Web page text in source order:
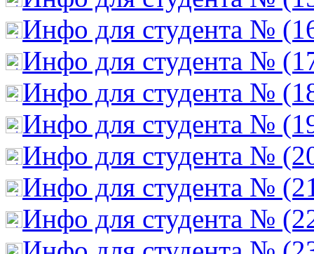
Инфо для студента №
Инфо для студента №
Инфо для студента №
Инфо для студента №
Инфо для студента №
Инфо для студента №
Инфо для студента №